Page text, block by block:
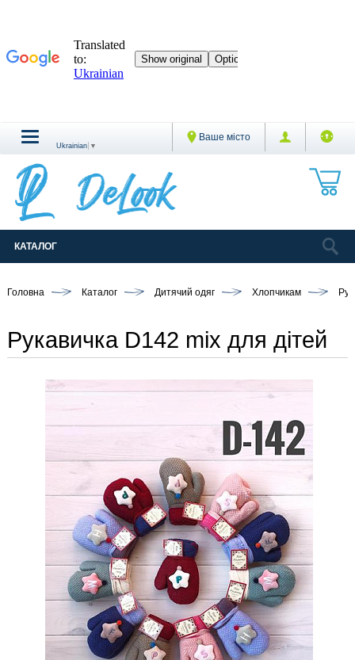
Ваше місто
Ukrainian ▼
КАТАЛОГ
Головна Каталог Дитячий одяг Хлопчикам
Рукавичка D142 mix для дітей